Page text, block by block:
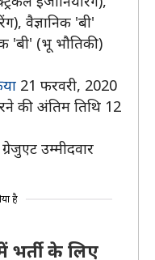
वैज्ञानिक 'बी'
'बी' (भू भौतिकी)
21 फरवरी, 2020
की अंतिम तिथि 12
उम्मीदवार
है
भर्ती के लिए